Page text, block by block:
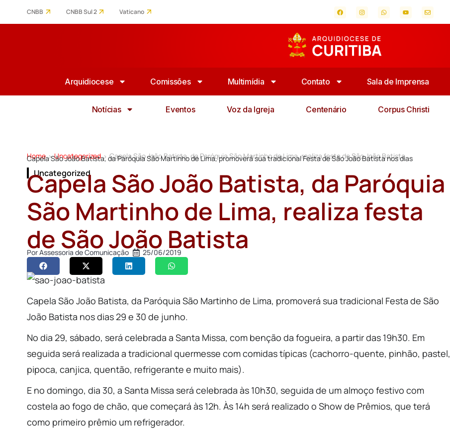
CNBB CNBB Sul 2 Vaticano
Arquidiocese Comissões Multimídia Contato Sala de Imprensa
Notícias Eventos Voz da Igreja Centenário Corpus Christi
Home > Uncategorized > Capela São João Batista, da Paróquia São Martinho de Lima, realiza festa de São João Batista
Capela São João Batista, da Paróquia São Martinho de Lima, promoverá sua tradicional Festa de São João Batista nos dias
Uncategorized
Capela São João Batista, da Paróquia
São Martinho de Lima, realiza festa
de São João Batista
PorAssessoria de Comunicação 25/06/2019
Capela São João Batista, da Paróquia São Martinho de Lima, promoverá sua tradicional Festa de São
João Batista nos dias 29 e 30 de junho.
No dia 29, sábado, será celebrada a Santa Missa, com benção da fogueira, a partir das 19h30. Em
seguida será realizada a tradicional quermesse com comidas típicas (cachorro-quente, pinhão, pastel,
pipoca, canjica, quentão, refrigerante e muito mais).
E no domingo, dia 30, a Santa Missa será celebrada às 10h30, seguida de um almoço festivo com
costela ao fogo de chão, que começará às 12h. Às 14h será realizado o Show de Prêmios, que terá
como primeiro prêmio um refrigerador.